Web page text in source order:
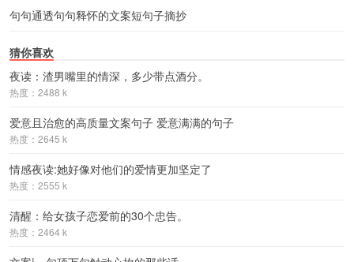
句句通透句句释怀的文案短句子摘抄
猜你喜欢
夜读：渣男嘴里的情深，多少带点酒分。
热度：2488 k
爱意且治愈的高质量文案句子 爱意满满的句子
热度：2645 k
情感夜读:她好像对他们的爱情更加坚定了
热度：2555 k
清醒：给女孩子恋爱前的30个忠告。
热度：2464 k